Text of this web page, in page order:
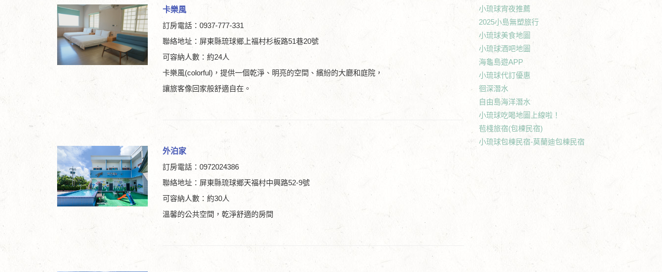
卡樂風
訂房電話：0937-777-331
聯絡地址：屏東縣琉球鄉上福村杉板路51巷20號
可容納人數：約24人
卡樂風(colorful)，提供一個乾淨、明亮的空間、繽紛的大廳和庭院，
讓旅客像回家般舒適自在。
外泊家
訂房電話：0972024386
聯絡地址：屏東縣琉球鄉天福村中興路52-9號
可容納人數：約30人
溫馨的公共空間，乾淨舒適的房間
小琉球宵夜推薦
2025小島無塑旅行
小琉球美食地圖
小琉球酒吧地圖
海龜島遊APP
小琉球代訂優惠
徊深潛水
自由島海洋潛水
小琉球吃喝地圖上線啦！
苞棧旅宿(包棟民宿)
小琉球包棟民宿-莫蘭迪包棟民宿